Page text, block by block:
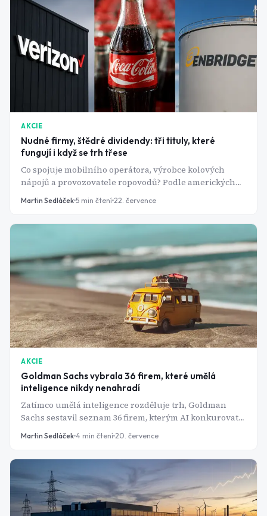
AKCIE
Nudné firmy, štědré dividendy: tři tituly, které
fungují i když se trh třese
Co spojuje mobilního operátora, výrobce kolových
nápojů a provozovatele ropovodů? Podle amerických
strojů na burze.
Martin Sedláček 5 min čtení 22. července
AKCIE
Goldman Sachs vybrala 36 firem, které umělá
inteligence nikdy nenahradí
Zatímco umělá inteligence rozděluje trh, Goldman
Sachs sestavil seznam 36 firem, kterým AI konkurovat
Martin Sedláček 4 min čtení 20. července